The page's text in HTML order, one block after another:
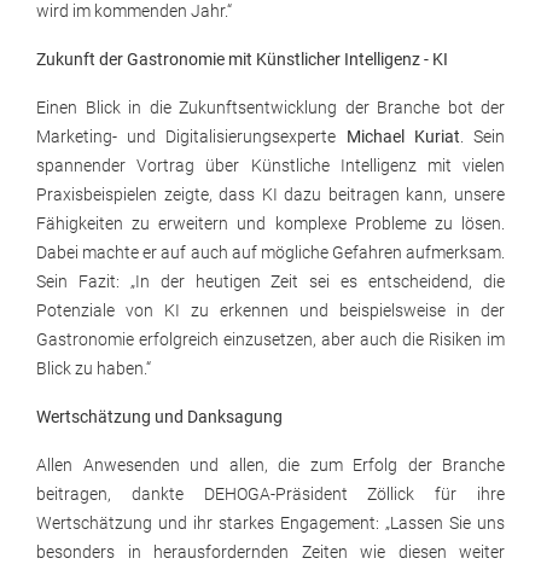
wird im kommenden Jahr.“
Zukunft der Gastronomie mit Künstlicher Intelligenz - KI
Einen Blick in die Zukunftsentwicklung der Branche bot der
Marketing- und Digitalisierungsexperte Michael Kuriat . Sein
spannender Vortrag über Künstliche Intelligenz mit vielen
Praxisbeispielen zeigte, dass KI dazu beitragen kann, unsere
Fähigkeiten zu erweitern und komplexe Probleme zu lösen.
Dabei machte er auf auch auf mögliche Gefahren aufmerksam.
Sein Fazit: „In der heutigen Zeit sei es entscheidend, die
Potenziale von KI zu erkennen und beispielsweise in der
Gastronomie erfolgreich einzusetzen, aber auch die Risiken im
Blick zu haben.“
Wertschätzung und Danksagung
Allen Anwesenden und allen, die zum Erfolg der Branche
beitragen, dankte DEHOGA-Präsident Zöllick für ihre
Wertschätzung und ihr starkes Engagement: „Lassen Sie uns
besonders in herausfordernden Zeiten wie diesen weiter